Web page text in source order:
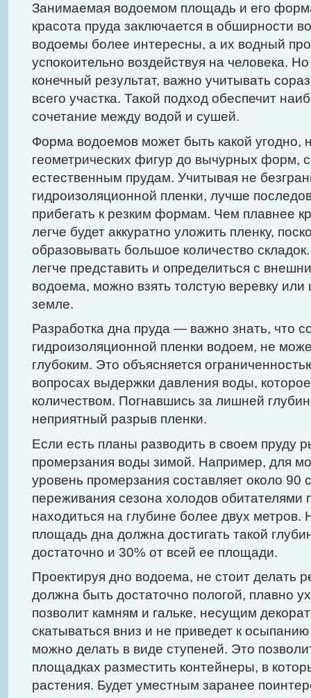
Занимаемая водоемом площадь и его
красота пруда заключается в обширности
водоемы более интересны, а их водный
успокоительно воздействуя на человека.
конечный результат, важно учитывать
всего участка. Такой подход обеспечит
сочетание между водой и сушей.
Форма водоемов может быть какой угодно,
геометрических фигур до вычурных форм,
естественным прудам. Учитывая не
гидроизоляционной пленки, лучше
прибегать к резким формам. Чем плавнее
легче будет аккуратно уложить пленку,
образовывать большое количество
легче представить и определиться с
водоема, можно взять толстую веревку или
земле.
Разработка дна пруда — важно знать, что
гидроизоляционной пленки водоем, не
глубоким. Это объясняется
вопросах выдержки давления воды,
количеством. Погнавшись за лишней
неприятный разрыв пленки.
Если есть планы разводить в своем пруду
промерзания воды зимой. Например, для
уровень промерзания составляет около 90
переживания сезона холодов обитателями
находиться на глубине более двух метров.
площадь дна должна достигать такой
достаточно и 30% от всей ее площади.
Проектируя дно водоема, не стоит делать
должна быть достаточно пологой, плавно
позволит камням и гальке, несущим
скатываться вниз и не приведет к
можно делать в виде ступеней. Это
площадках разместить контейнеры, в
растения. Будет уместным заранее